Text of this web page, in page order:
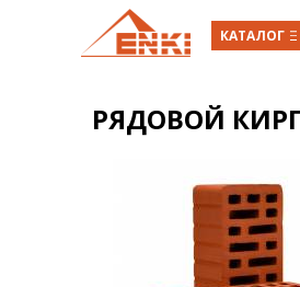
Перейти к основному содержанию
КАТАЛОГ
РЯДОВОЙ